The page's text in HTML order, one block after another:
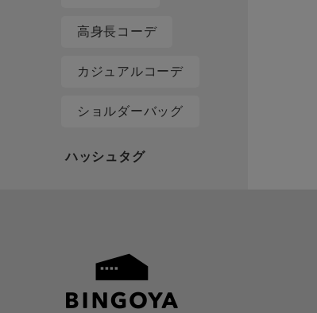
高身長コーデ
カジュアルコーデ
ショルダーバッグ